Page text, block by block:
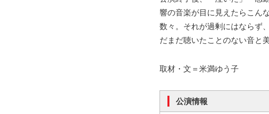
響の音楽が目に見えたらこん
数々。それが過剰にはならず
だまだ聴いたことのない音と
取材・文＝米満ゆう子
公演情報